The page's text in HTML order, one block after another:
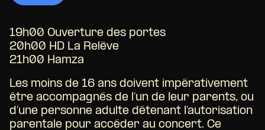
19h00 Ouverture des portes
20h00 HD La Relève
21h00 Hamza
Les moins de 16 ans doivent impérativement
être accompagnés de l’un de leur parents, ou
d’une personne adulte détenant l’autorisation
parentale pour accéder au concert. Ce